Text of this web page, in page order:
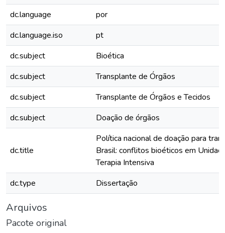
dc.language
por
dc.language.iso
pt
dc.subject
Bioética
dc.subject
Transplante de Órgãos
dc.subject
Transplante de Órgãos e Tecidos
dc.subject
Doação de órgãos
dc.title
Política nacional de doação para
Brasil: conflitos bioéticos em
Terapia Intensiva
dc.type
Dissertação
Arquivos
Pacote original